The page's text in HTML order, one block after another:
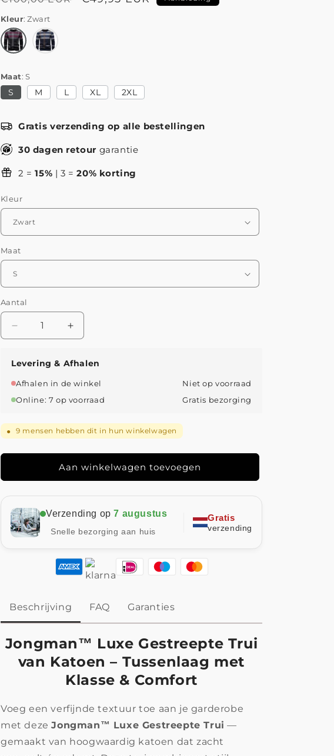
prijs
Kleur Zwart
Maat S
S M L XL 2XL
Gratis verzending op alle bestellingen
30 dagen retour garantie
2 =15% | 3 =20% korting
Kleur
Maat
Aantal
Aantal
verlagen
Jongman™
|
&amp;
Katoenen
Trui
Aantal
verhogen
Jongman™
|
&amp;
Katoenen
Trui
Levering & Afhalen
Afhalen in de winkel
Niet op voorraad
Online: 7 op voorraad
Gratis bezorging
● 9 mensen hebben dit in hun winkelwagen
Aan winkelwagen toevoegen
Verzending op7 augustus
Snelle bezorging aan huis
Gratis
verzending
Beschrijving FAQ Garanties
Jongman™ Luxe Gestreepte Trui
van Katoen – Tussenlaag met
Klasse & Comfort
Voeg een verfijnde textuur toe aan je garderobe
met dezeJongman™ Luxe Gestreepte Trui —
gemaakt van hoogwaardig katoen dat zacht